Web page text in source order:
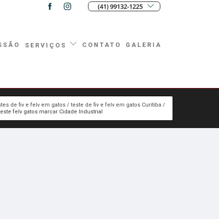
(41) 99132-1225
SERVIÇOS CONTATO GALERIA
de fiv e felv em gatos
teste de fiv e felv em gatos Curitiba
felv gatos marcar Cidade Industrial